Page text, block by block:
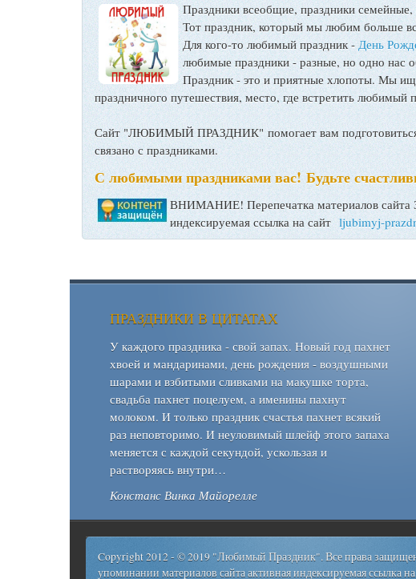
Праздники всеобщие, праздники
Тот праздник, который мы любим больше
Для кого-то любимый праздник -День
любимые праздники - разные, но одно нас
Праздник - это и приятные хлопоты. Мы
праздничного путешествия, место, где встретить любимый
Сайт "ЛЮБИМЫЙ ПРАЗДНИК" помогает вам
связано с праздниками.
С любимыми праздниками вас! Будьте
ВНИМАНИЕ! Перепечатка материалов сайта
индексируемая ссылка на сайт ljubimyj-
ПРАЗДНИКИ В ЦИТАТАХ
У каждого праздника - свой запах. Новый год пахнет
хвоей и мандаринами, день рождения - воздушными
шарами и взбитыми сливками на макушке торта,
свадьба пахнет поцелуем, а именины пахнут
молоком. И только праздник счастья пахнет всякий
раз неповторимо. И неуловимый шлейф этого запаха
меняется с каждой секундой, ускользая и
растворяясь внутри…
Констанс Винка Майорелле
Copyright 2012 - © 2019 "Любимый Праздник". Все права
упоминании материалов сайта активная индексируемая ссылка на